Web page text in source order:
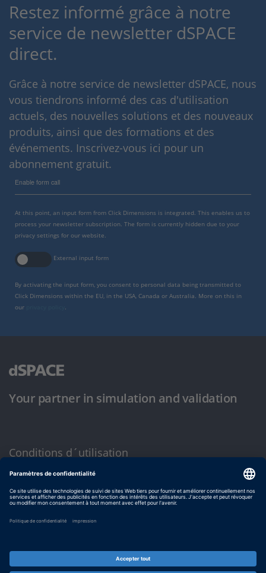
Restez informé grâce à notre
service de newsletter dSPACE
direct.
Grâce à notre service de newsletter dSPACE, nous
vous tiendrons informé des cas d'utilisation
actuels, des nouvelles solutions et des nouveaux
produits, ainsi que des formations et des
événements. Inscrivez-vous ici pour un
abonnement gratuit.
Enable form call
At this point, an input form from Click Dimensions is integrated. This enables us to
process your newsletter subscription. The form is currently hidden due to your
privacy settings for our website.
External input form
By activating the input form, you consent to personal data being transmitted to
Click Dimensions within the EU, in the USA, Canada or Australia. More on this in
our
Your partner in simulation and validation
Conditions d´utilisation
Politique de confidentialité
Mentions légales et conditions générales